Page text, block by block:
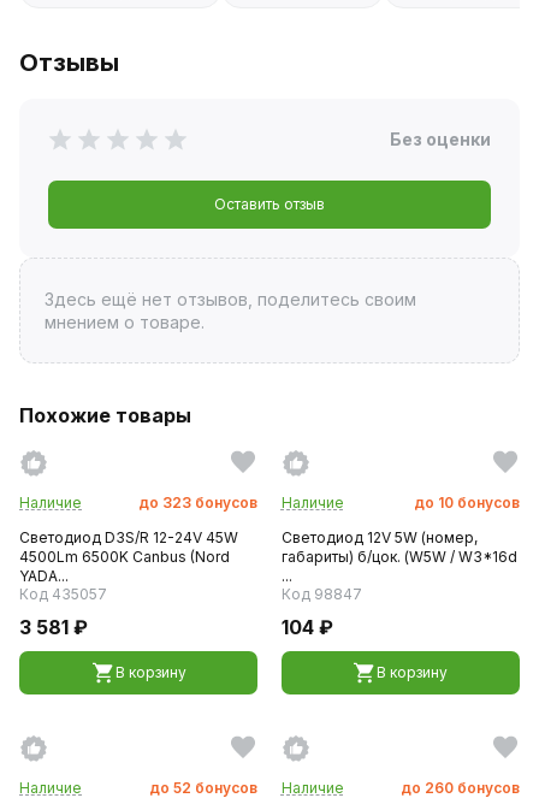
Отзывы
Без оценки
Оставить отзыв
Здесь ещё нет отзывов, поделитесь своим
мнением о товаре.
Похожие товары
Наличие до 323 бонусов
Светодиод D3S/R 12-24V 45W
4500Lm 6500K Canbus (Nord
YADA...
Код 435057
3 581 ₽
В корзину
Наличие до 10 бонусов
Светодиод 12V 5W (номер,
габариты) б/цок. (W5W / W3*16d
...
Код 98847
104 ₽
В корзину
Наличие до 52 бонусов
Наличие до 260 бонусов